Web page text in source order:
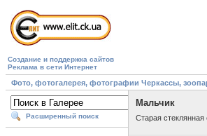
Создание и поддержка сайтов
Реклама в сети Интернет
Фото, фотогалерея, фотографии Черкассы,
Расширенный поиск
Мальчик
Старая